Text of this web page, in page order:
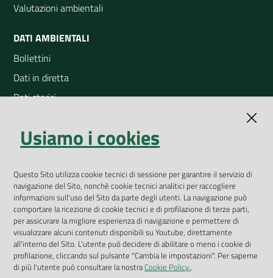
Valutazioni ambientali
DATI AMBIENTALI
Bollettini
Dati in diretta
Dati storici
Open Data
App Arpav
Rapporti regionali annuali
Le Infografiche
Dispenser dati
Vai alla pagina
Usiamo i cookies
Questo Sito utilizza cookie tecnici di sessione per garantire il servizio di
navigazione del Sito, nonchè cookie tecnici analitici per raccogliere
informazioni sull'uso del Sito da parte degli utenti. La navigazione può
comportare la ricezione di cookie tecnici e di profilazione di terze parti,
per assicurare la migliore esperienza di navigazione e permettere di
visualizzare alcuni contenuti disponibili su Youtube, direttamente
all'interno del Sito. L'utente può decidere di abilitare o meno i cookie di
profilazione, cliccando sul pulsante "Cambia le impostazioni". Per saperne
di più l'utente può consultare la nostraCookie Policy..